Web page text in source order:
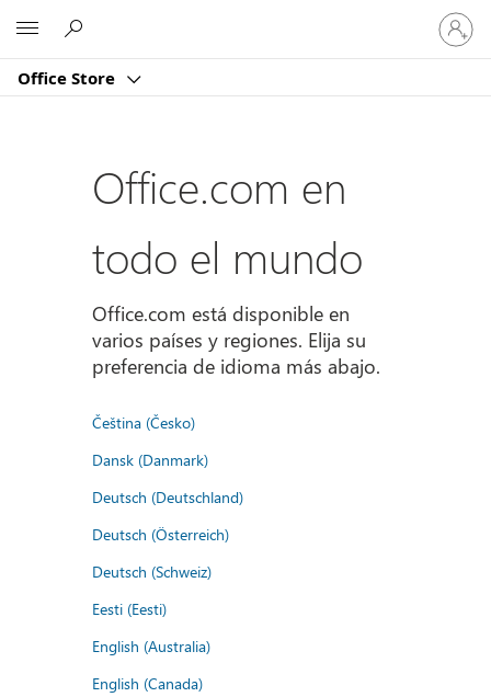
Office Store
Iniciar
sesión
en
cuenta
Office.com en
todo el mundo
Office.com está disponible en
varios países y regiones. Elija su
preferencia de idioma más abajo.
Čeština (Česko)
Dansk (Danmark)
Deutsch (Deutschland)
Deutsch (Österreich)
Deutsch (Schweiz)
Eesti (Eesti)
English (Australia)
English (Canada)